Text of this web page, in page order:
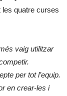
les quatre curses
vaig utilitzar
per tot l’equip.
en crear-les i